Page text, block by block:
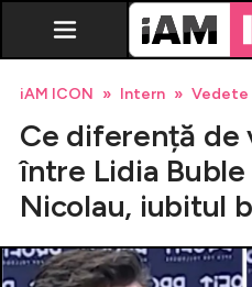
Breaking
iAM ICON Intern Vedete
Ce diferență de
între Lidia
Nicolau, iubitul